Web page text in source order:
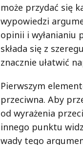
może przydać się
wypowiedzi
opinii i wyłanianiu
składa się z
znacznie ułatwić
Pierwszym
przeciwna. Aby
od wyrażenia
innego punktu
wady tego